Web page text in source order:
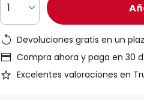
1
Devoluciones gratis en un
Compra ahora y paga en 30
Excelentes valoraciones en